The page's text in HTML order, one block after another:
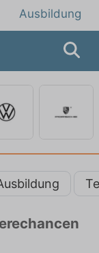
Ausbildung